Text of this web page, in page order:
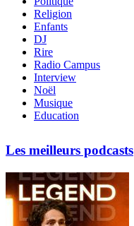
Religion
Enfants
DJ
Rire
Radio Campus
Interview
Noël
Musique
Education
Les meilleurs podcasts